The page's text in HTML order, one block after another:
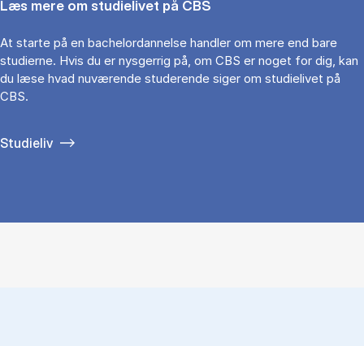
Læs mere om studielivet på CBS
At starte på en bachelordannelse handler om mere end bare
studierne. Hvis du er nysgerrig på, om CBS er noget for dig, kan
du læse hvad nuværende studerende siger om studielivet på
CBS.
Studieliv